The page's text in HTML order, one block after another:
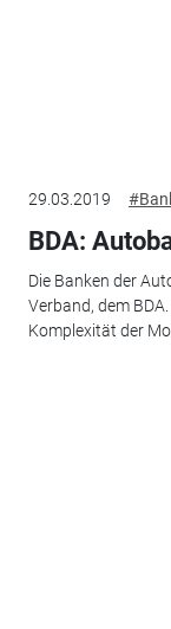
29.03.2019
BDA:
Die Banken der
Verband, dem
Komplexität der